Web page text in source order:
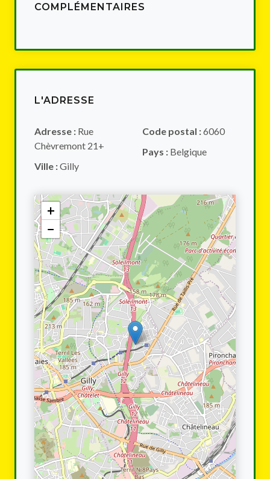
COMPLÉMENTAIRES
L'ADRESSE
Adresse : Rue
Chèvremont 21+
Ville :Gilly
Code postal :6060
Pays : Belgique
+
−